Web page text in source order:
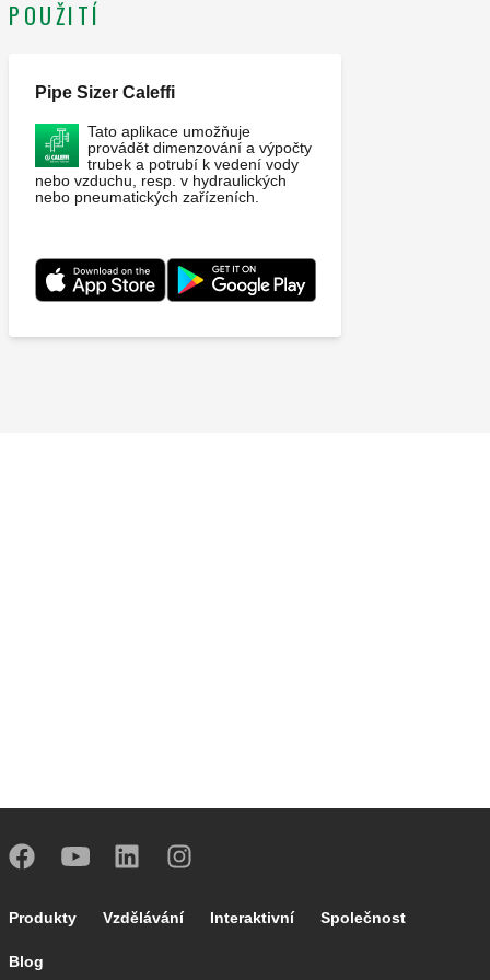
POUŽITÍ
Pipe Sizer Caleffi
Tato aplikace umožňuje
provádět dimenzování a výpočty
trubek a potrubí k vedení vody
nebo vzduchu, resp. v hydraulických
nebo pneumatických zařízeních.
Footer main navigation
Produkty Vzdělávání Interaktivní Společnost
Blog